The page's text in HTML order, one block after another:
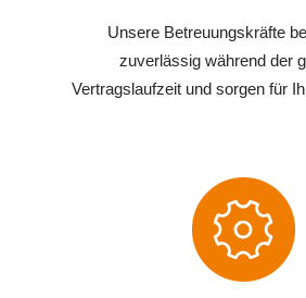
Unsere Betreuungskräfte
zuverlässig während der
Vertragslaufzeit und sorgen für